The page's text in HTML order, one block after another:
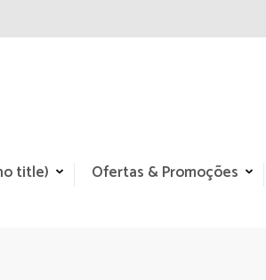
title) Ofertas & Promoções